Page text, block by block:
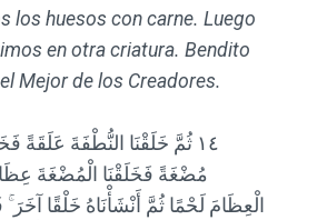
los huesos con carne. Luego
en otra criatura. Bendito
Mejor de los Creadores.
١٤ ثُمَّ خَلَقْنَا النُّطْفَةَ عَلَقَةً
مُضْغَةً فَخَلَقْنَا الْمُضْغَةَ
الْعِظَامَ لَحْمًا ثُمَّ أَنْشَأْنَاهُ خَلْقًا آخَرَ